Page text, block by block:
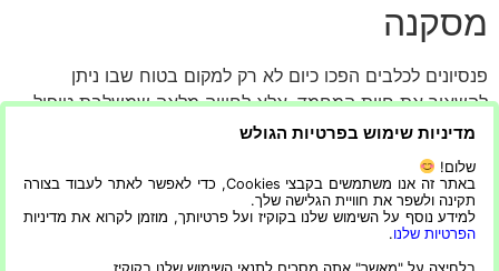
מסקנה
פנסיונים לכלבים הפכו כיום לא רק למקום בטוח שבו ניתן
להשאיר את חיית המחמד, אלא לחוויה מלאה שמשלבת טיפול
מקצועי, פעילויות מגוונות, מנוחה ואפשרות חיבור עם הבעלים.
הם מאפשרים לכלב לחוות יום מלא הרפתקאות ולילה רגוע, תוך
שמירה על בריאותו הגופנית והנפשית. בזכות השילוב של
מקצועיות, חוויות חברתיות וחינוכיות וטכנולוגיה מתקדמת,
הפנסיונים לכלבים הפכו לנושא שכולם מדברים עליו – וההצלחה
שלהם מוכיחה עד כמה חשוב להעניק לכלב חוויה איכותית,
מדיניות שימוש בפרטיות הגולש
שלום!
באתר זה אנו משתמשים בקבצי Cookies, כדי לאפשר לאתר לעבוד בצורה
תקינה ולשפר את חוויית הגלישה שלך.
למידע נוסף על השימוש שלנו בקוקיז ועל פרטיותך, מוזמן לקרוא את מדיניות
הפרטיות שלנו.